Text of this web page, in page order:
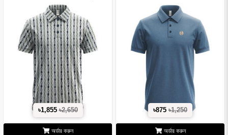
S..
৳1,855৳2,650
অর্ডার করুন
Textur..
৳875 ৳1,250
অর্ডার করুন